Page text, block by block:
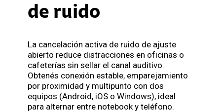
de ruido
La cancelación activa de ruido de ajuste
abierto reduce distracciones en oficinas o
cafeterías sin sellar el canal auditivo.
Obtenés conexión estable, emparejamiento
por proximidad y multipunto con dos
equipos (Android, iOS o Windows), ideal
para alternar entre notebook y teléfono.